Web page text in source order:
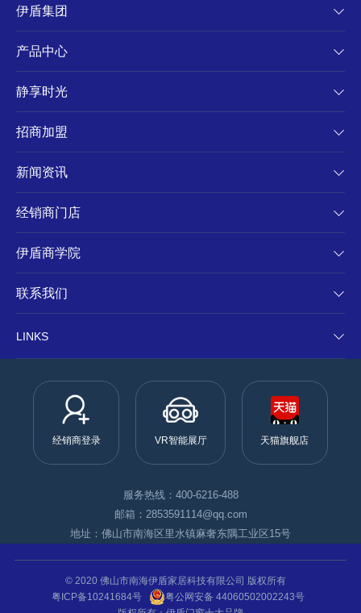
伊盾集团
产品中心
静享时光
招商加盟
新闻资讯
经销商门店
伊盾商学院
联系我们
LINKS
经销商登录 VR智能展厅 天猫旗舰店
服务热线：400-6216-488
邮箱：2853591114@qq.com
地址：佛山市南海区里水镇麻奢东隅工业区15号
© 2020 佛山市南海伊盾家居科技有限公司 版权所有
粤ICP备10241684号
粤公网安备 44060502002243号